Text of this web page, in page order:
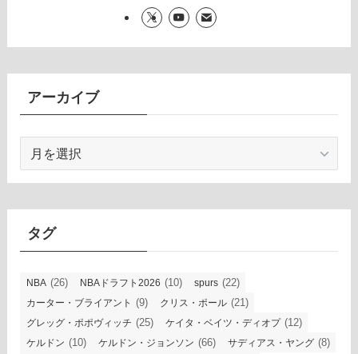
アーカイブ
カ
タグ
NBA (26) NBAドラフト2026 (10) spurs (22)
カーター・ブライアント (9) クリス・ポール (21)
グレッグ・ポポヴィッチ (25) ケイタ・ベイツ・ディオプ(12)
ケルドン (10) ケルドン・ジョンソン (66) サディアス・ヤング (8)